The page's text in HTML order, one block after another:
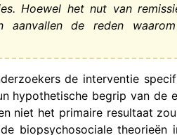
Hoewel het nut van
de reden
de interventie
hypothetische begrip van de
niet het primaire resultaat
biopsychosociale theorieën